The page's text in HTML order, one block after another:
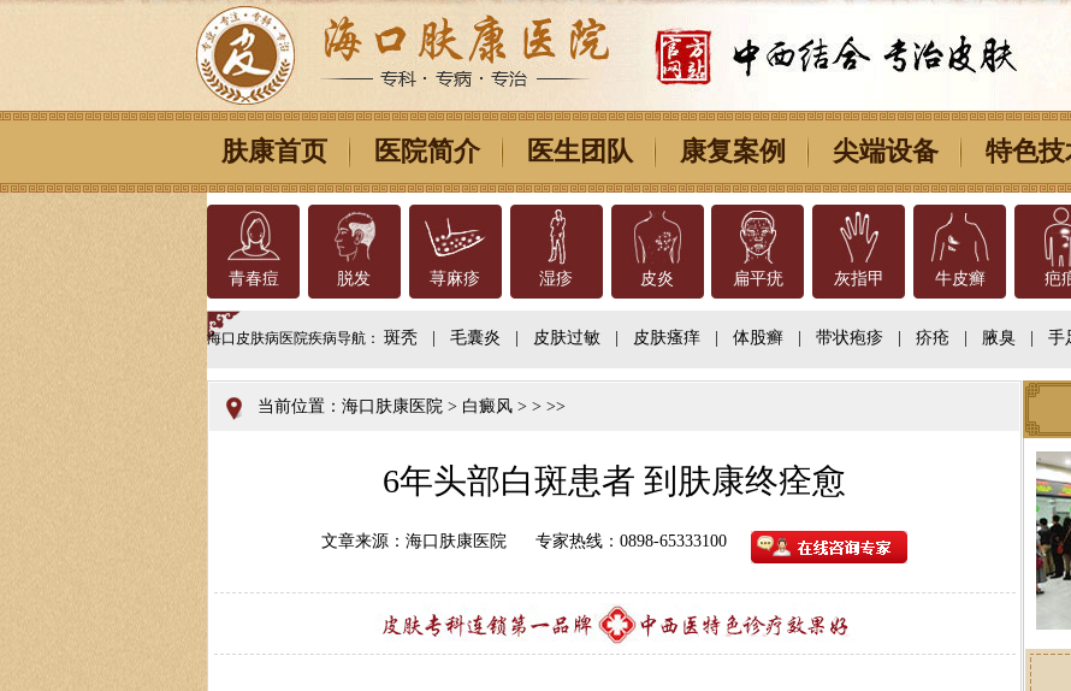
肤康首页 医院简介 医生团队 康复案例 尖端设备 特色技
青春痘 脱发 荨麻疹 湿疹 皮炎 扁平疣 灰指甲 牛皮癣 疤
海口皮肤病医院疾病导航： 斑秃 毛囊炎 皮肤过敏 皮肤瘙痒 体股癣 带状疱疹 疥疮 腋臭 手
当前位置： 海口肤康医院 > 白癜风 > > >>
6年头部白斑患者 到肤康终痊愈
文章来源：海口肤康医院 专家热线：0898-65333100